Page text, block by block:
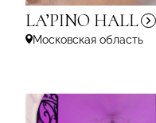
LA’PINO HALL
Московская область